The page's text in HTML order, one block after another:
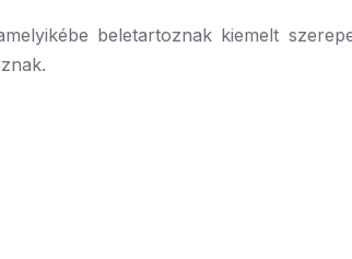
beletartoznak kiemelt